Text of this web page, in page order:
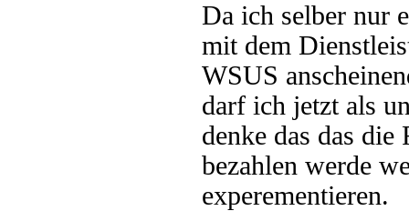
Da ich selber nur
mit dem
WSUS
darf ich jetzt als
denke das das
bezahlen werde
experementieren.